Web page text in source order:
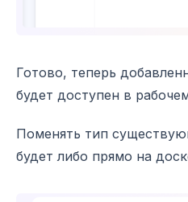
Готово, теперь
будет доступен в
Поменять тип
будет либо прямо на